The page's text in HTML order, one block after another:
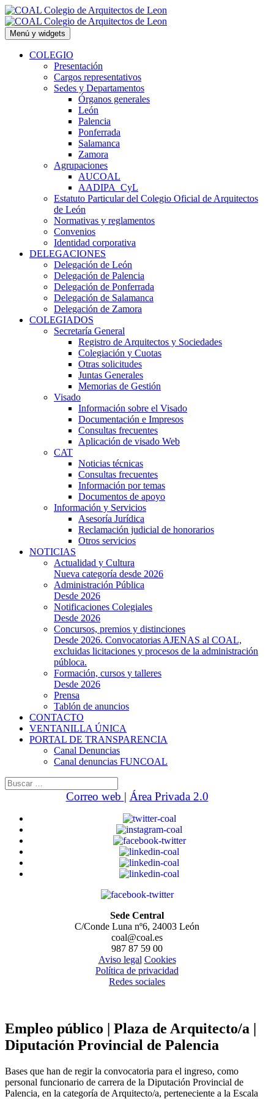
Saltar
al
contenido
Menú y widgets
COLEGIO
Presentación
Cargos representativos
Sedes y Departamentos
Órganos generales
León
Palencia
Ponferrada
Salamanca
Zamora
Agrupaciones
AUCOAL
AADIPA_CyL
Estatuto Particular del Colegio Oficial de Arquitectos
de León
Normativas y reglamentos
Convenios
Identidad corporativa
DELEGACIONES
Delegación de León
Delegación de Palencia
Delegación de Ponferrada
Delegación de Salamanca
Delegación de Zamora
COLEGIADOS
Secretaría General
Registro de Arquitectos y Sociedades
Colegiación y Cuotas
Otras solicitudes
Juntas Generales
Memorias de Gestión
Visado
Información sobre el Visado
Documentación e Impresos
Consultas frecuentes
Aplicación de visado Web
CAT
Noticias técnicas
Consultas frecuentes
Información por temas
Documentos de apoyo
Información y Servicios
Asesoría Jurídica
Reclamación judicial de honorarios
Otros servicios
NOTICIAS
Actualidad y Cultura
Nueva categoría desde 2026
Administración Pública
Desde 2026
Notificaciones Colegiales
Desde 2026
Concursos, premios y distinciones
Desde 2026. Convocatorias AJENAS al COAL,
excluidas licitaciones y procesos de la administración
públoca.
Formación, cursos y talleres
Desde 2026
Prensa
Tablón de anuncios
CONTACTO
VENTANILLA ÚNICA
PORTAL DE TRANSPARENCIA
Canal Denuncias
Canal denuncias FUNCOAL
Buscar:
Correo web | Área Privada 2.0
Sede Central
C/Conde Luna nº6, 24003 León
coal@coal.es
987 87 59 00
Aviso legal Cookies
Política de privacidad
Redes sociales
Empleo público | Plaza de Arquitecto/a |
Diputación Provincial de Palencia
Bases que han de regir la convocatoria para el ingreso, como
personal funcionario de carrera de la Diputación Provincial de
Palencia, en la categoría de Arquitecto/a, perteneciente a la Escala